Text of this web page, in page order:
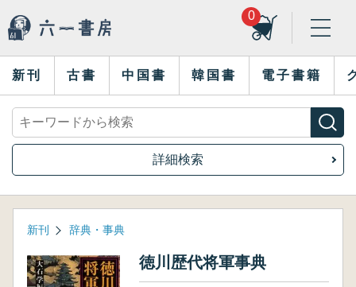
0
新刊 古書 中国書 韓国書 電子書籍
詳細検索
新刊 辞典・事典
徳川歴代将軍事典